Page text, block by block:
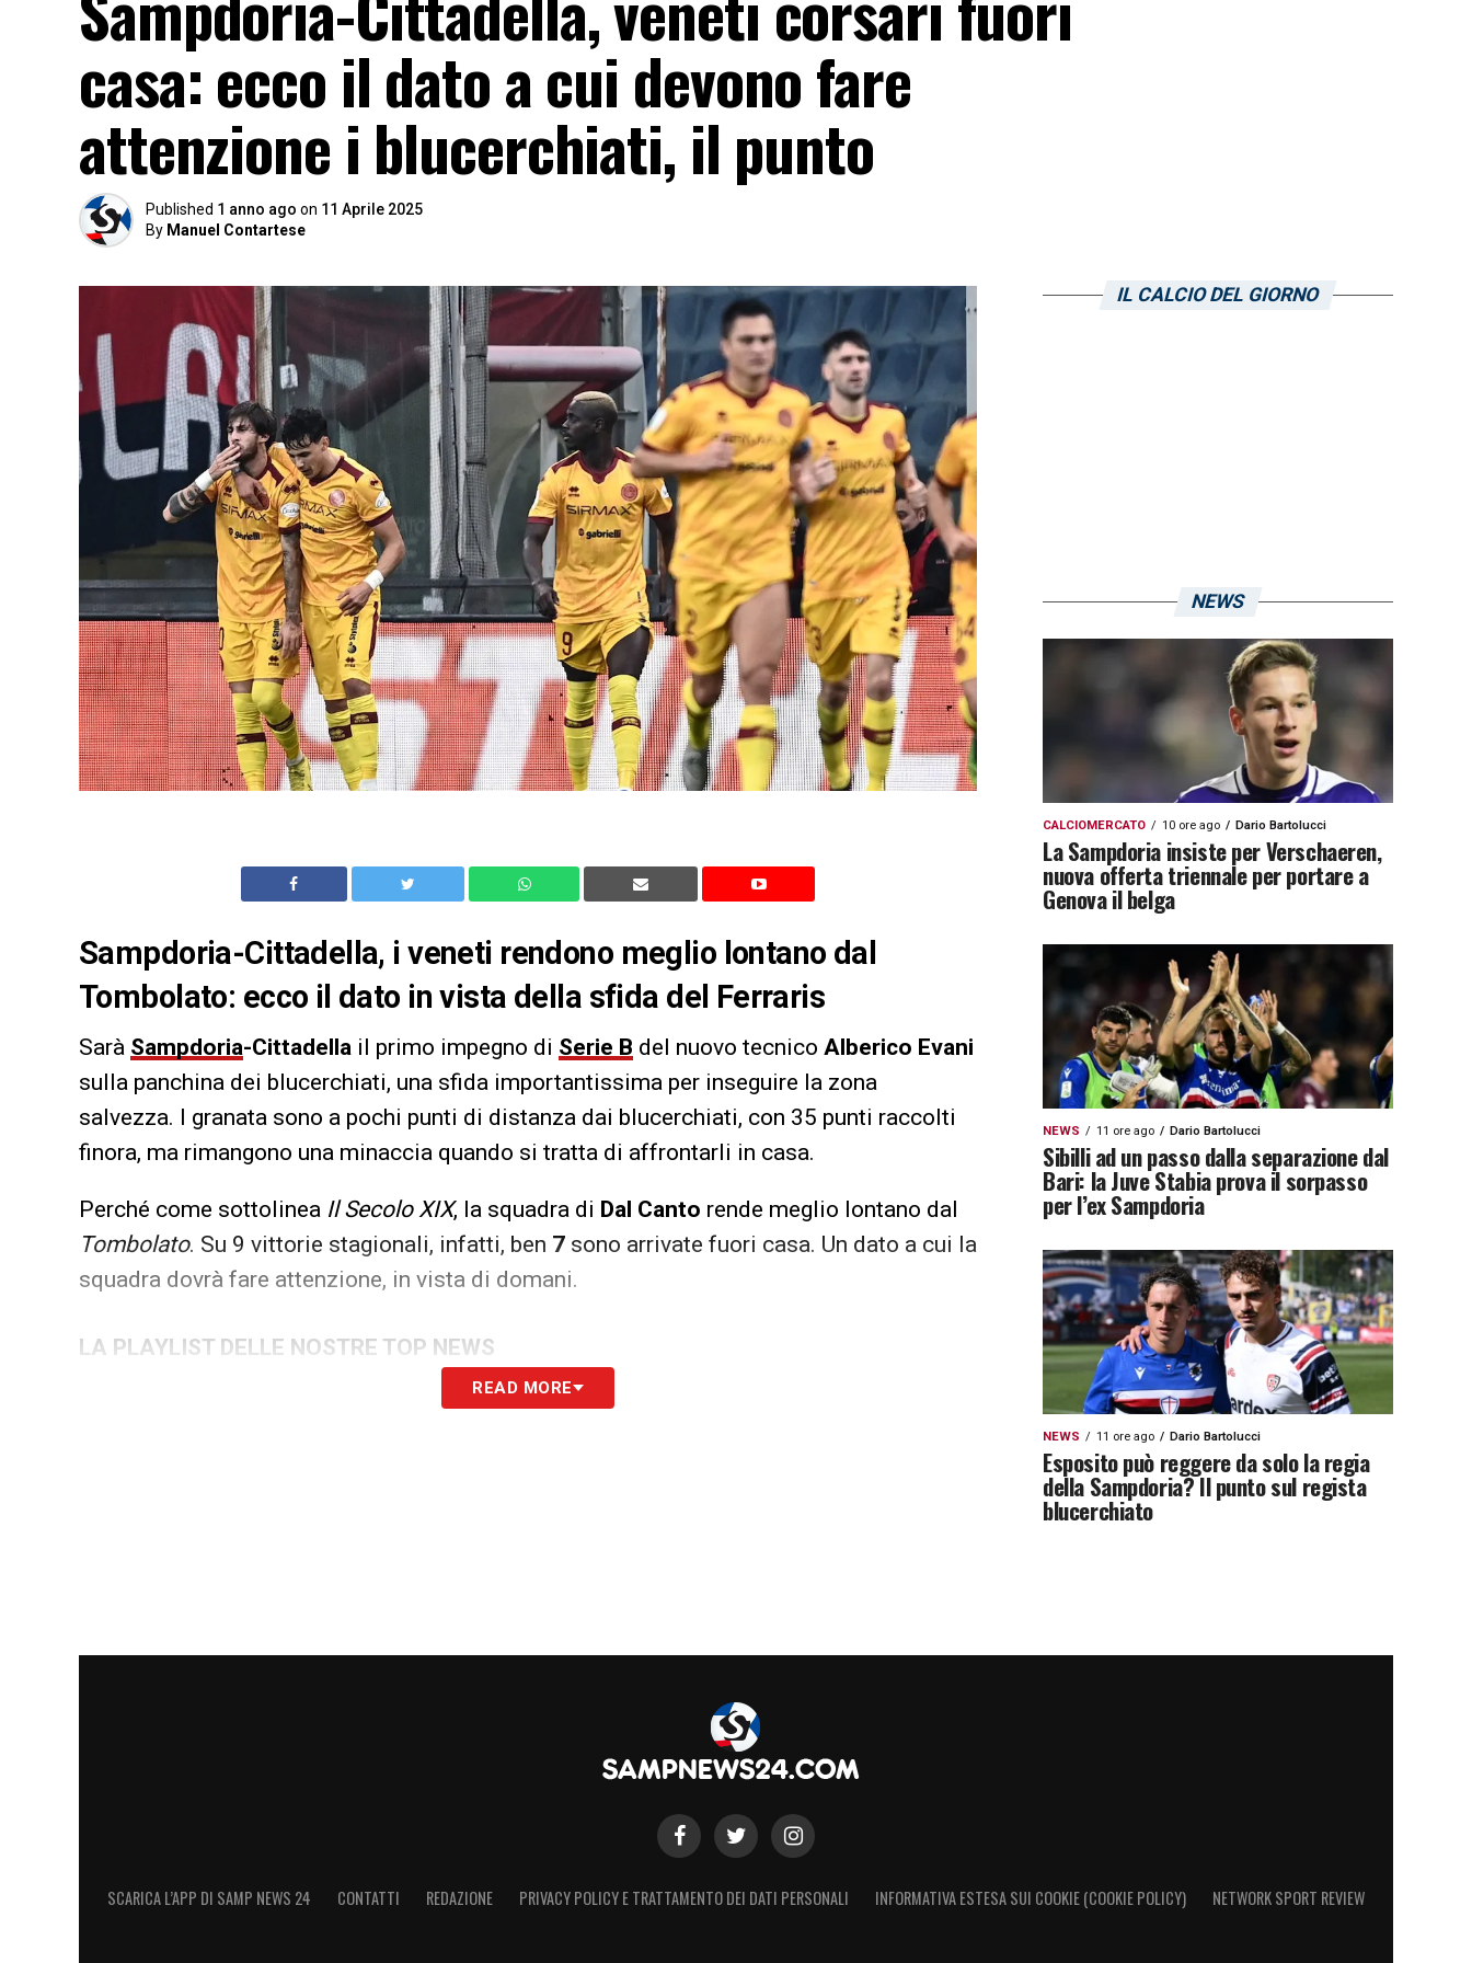
casa: ecco il dato a cui devono fare
attenzione i blucerchiati, il punto
Published 1 anno ago on 11 Aprile 2025
By Manuel Contartese
Sampdoria-Cittadella, i veneti rendono meglio lontano dal
Tombolato: ecco il dato in vista della sfida del Ferraris
Sarà Sampdoria-Cittadella il primo impegno di Serie B del nuovo tecnico Alberico Evani
sulla panchina dei blucerchiati, una sfida importantissima per inseguire la zona
salvezza. I granata sono a pochi punti di distanza dai blucerchiati, con 35 punti raccolti
finora, ma rimangono una minaccia quando si tratta di affrontarli in casa.
Perché come sottolinea Il Secolo XIX, la squadra di Dal Canto rende meglio lontano dal
Tombolato. Su 9 vittorie stagionali, infatti, ben 7 sono arrivate fuori casa. Un dato a cui la
squadra dovrà fare attenzione, in vista di domani.
LA PLAYLIST DELLE NOSTRE TOP NEWS
READ MORE
IL CALCIO DEL GIORNO
NEWS
CALCIOMERCATO 10 ore ago Dario Bartolucci
La Sampdoria insiste per Verschaeren,
nuova offerta triennale per portare a
Genova il belga
NEWS 11 ore ago Dario Bartolucci
Sibilli ad un passo dalla separazione dal
Bari: la Juve Stabia prova il sorpasso
per l’ex Sampdoria
NEWS 11 ore ago Dario Bartolucci
Esposito può reggere da solo la regia
della Sampdoria? Il punto sul regista
blucerchiato
SCARICA L’APP DI SAMP NEWS 24 CONTATTI REDAZIONE PRIVACY POLICY E TRATTAMENTO DEI DATI PERSONALI INFORMATIVA ESTESA SUI COOKIE (COOKIE POLICY) NETWORK SPORT REVIEW